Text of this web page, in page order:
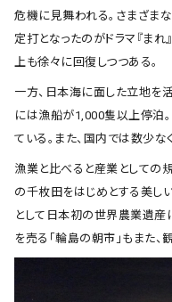
危機に見舞われる。さまざま
定打となったのがドラマ『ま
上も徐々に回復しつつある。
一方、日本海に面した立地を
には漁船が1,000隻以上停泊
ている。また、国内では数少な
漁業と比べると産業としての
の千枚田をはじめとする美し
として日本初の世界農業遺産
を売る「輪島の朝市」もまた、